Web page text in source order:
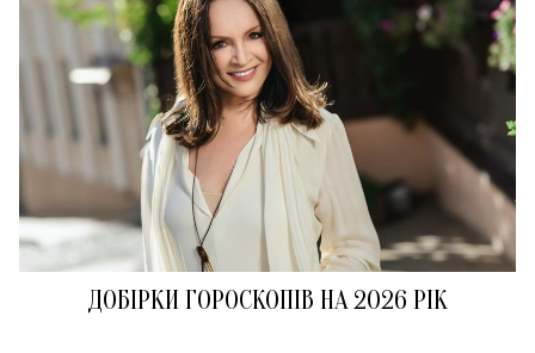
ДОБІРКИ ГОРОСКОПІВ НА 2026 РІК